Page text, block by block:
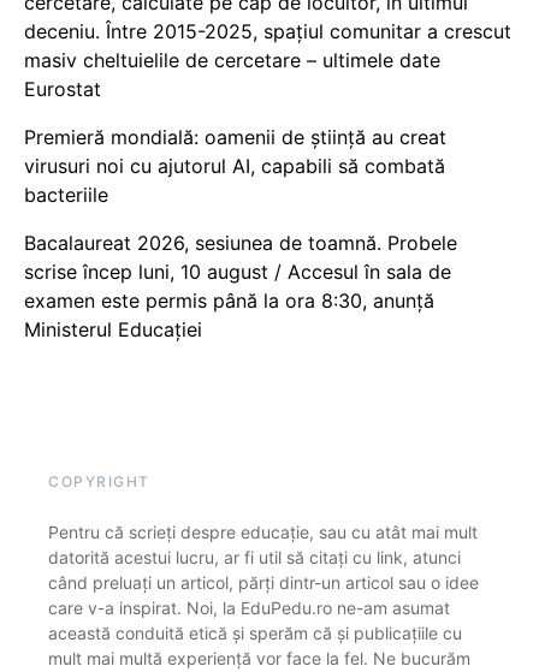
deceniu. Între 2015-2025, spațiul comunitar a crescut
masiv cheltuielile de cercetare – ultimele date
Eurostat
Premieră mondială: oamenii de știință au creat
virusuri noi cu ajutorul AI, capabili să combată
bacteriile
Bacalaureat 2026, sesiunea de toamnă. Probele
scrise încep luni, 10 august / Accesul în sala de
examen este permis până la ora 8:30, anunță
Ministerul Educației
COPYRIGHT
Pentru că scrieți despre educație, sau cu atât mai mult
datorită acestui lucru, ar fi util să citați cu link, atunci
când preluați un articol, părți dintr-un articol sau o idee
care v-a inspirat. Noi, la EduPedu.ro ne-am asumat
această conduită etică și sperăm că și publicațiile cu
mult mai multă experiență vor face la fel. Ne bucurăm